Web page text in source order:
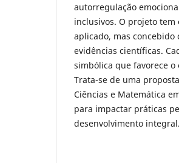
autorregulação
inclusivos. O projeto
aplicado, mas concebido
evidências científicas.
simbólica que favorece
Trata-se de uma
Ciências e Matemática
para impactar práticas
desenvolvimento integral.